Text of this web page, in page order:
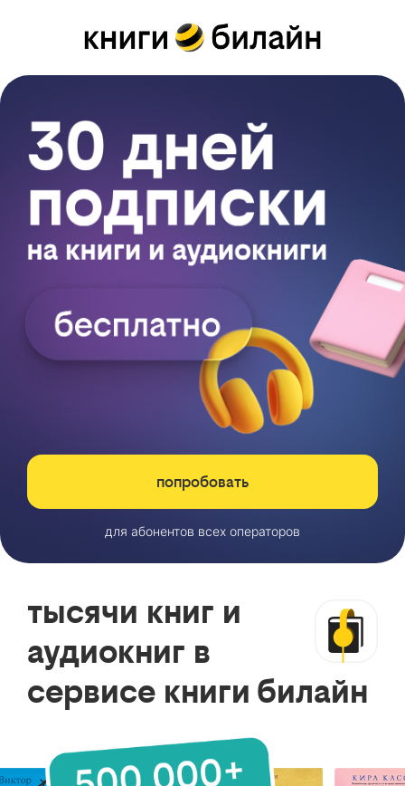
попробовать
для абонентов всех операторов
тысячи книг и
аудиокниг в
сервисе книги билайн